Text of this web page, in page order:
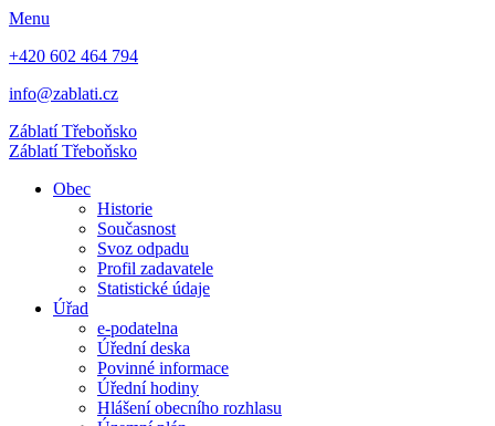
Menu
+420 602 464 794
info@zablati.cz
ZáblatíTřeboňsko
ZáblatíTřeboňsko
Obec
Historie
Současnost
Svoz odpadu
Profil zadavatele
Statistické údaje
Úřad
e-podatelna
Úřední deska
Povinné informace
Úřední hodiny
Hlášení obecního rozhlasu